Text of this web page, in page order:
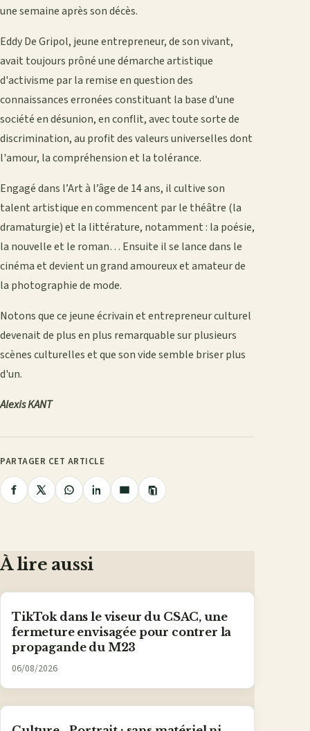
une semaine après son décès.
Eddy De Gripol, jeune entrepreneur, de son vivant,
avait toujours prôné une démarche artistique
d'activisme par la remise en question des
connaissances erronées constituant la base d'une
société en désunion, en conflit, avec toute sorte de
discrimination, au profit des valeurs universelles dont
l'amour, la compréhension et la tolérance.
Engagé dans l’Art à l’âge de 14 ans, il cultive son
talent artistique en commencent par le théâtre (la
dramaturgie) et la littérature, notamment : la poésie,
la nouvelle et le roman… Ensuite il se lance dans le
cinéma et devient un grand amoureux et amateur de
la photographie de mode.
Notons que ce jeune écrivain et entrepreneur culturel
devenait de plus en plus remarquable sur plusieurs
scènes culturelles et que son vide semble briser plus
d'un.
Alexis KANT
PARTAGER CET ARTICLE
PartagerPartagerPartagerPartagerPartager
Copier
le
À lire aussi
TikTok dans le viseur du CSAC, une
fermeture envisagée pour contrer la
propagande du M23
06/08/2026